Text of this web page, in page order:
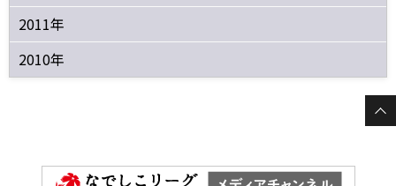
2011年
2010年